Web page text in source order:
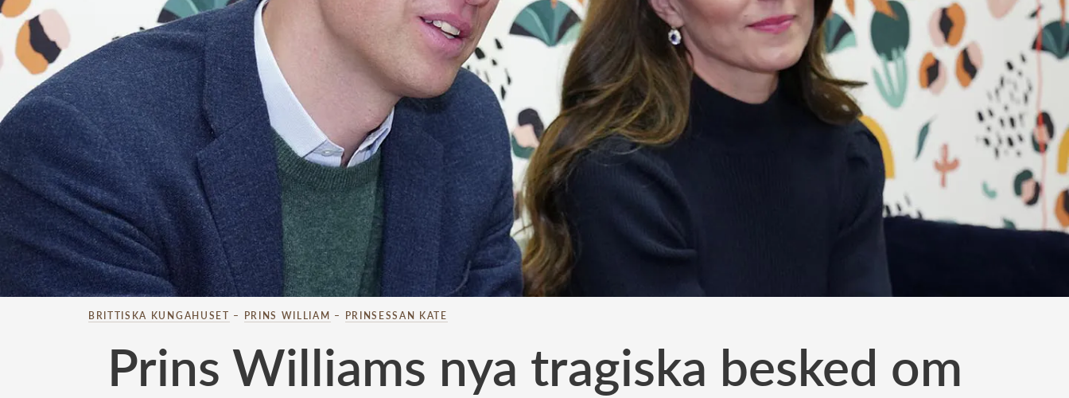
BRITTISKA KUNGAHUSET – PRINS WILLIAM – PRINSESSAN KATE
Prins Williams nya tragiska besked om